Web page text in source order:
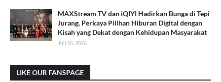
MAXStream TV dan iQIYI Hadirkan Bunga di Tepi
Jurang, Perkaya Pilihan Hiburan Digital dengan
Kisah yang Dekat dengan Kehidupan Masyarakat
Juli 26, 2026
LIKE OUR FANSPAGE